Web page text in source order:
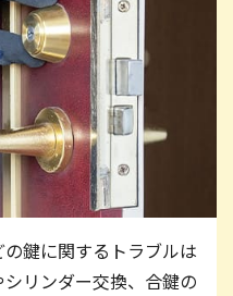
鍵に関するトラブルは
リンダー交換、合鍵の